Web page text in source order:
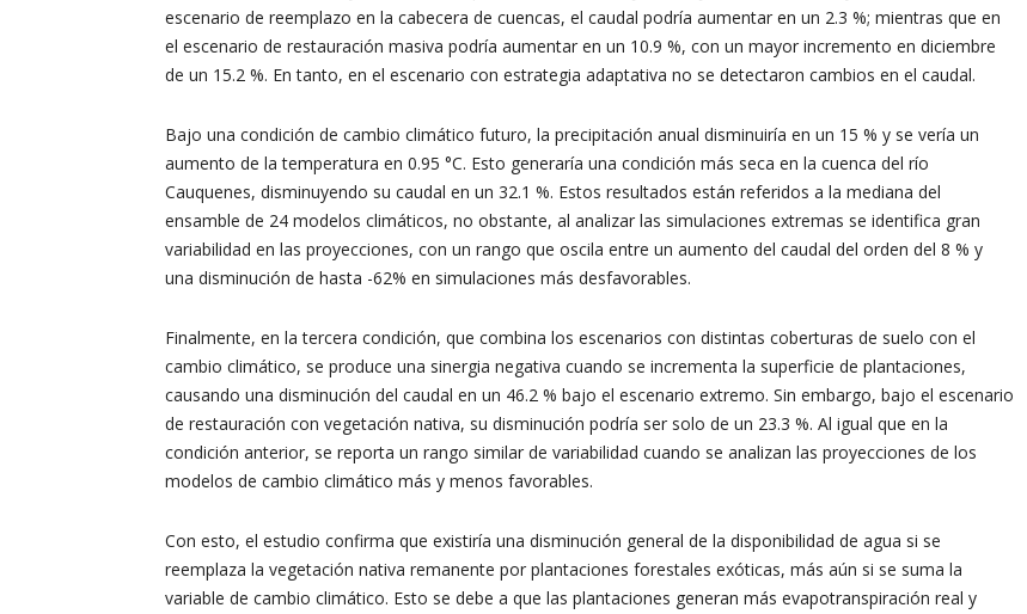
escenario de reemplazo en la cabecera de cuencas, el caudal podría aumentar en un 2.3 %; mientras que en
el escenario de restauración masiva podría aumentar en un 10.9 %, con un mayor incremento en diciembre
de un 15.2 %. En tanto, en el escenario con estrategia adaptativa no se detectaron cambios en el caudal.
Bajo una condición de cambio climático futuro, la precipitación anual disminuiría en un 15 % y se vería un
aumento de la temperatura en 0.95 °C. Esto generaría una condición más seca en la cuenca del río
Cauquenes, disminuyendo su caudal en un 32.1 %. Estos resultados están referidos a la mediana del
ensamble de 24 modelos climáticos, no obstante, al analizar las simulaciones extremas se identifica gran
variabilidad en las proyecciones, con un rango que oscila entre un aumento del caudal del orden del 8 % y
una disminución de hasta -62% en simulaciones más desfavorables.
Finalmente, en la tercera condición, que combina los escenarios con distintas coberturas de suelo con el
cambio climático, se produce una sinergia negativa cuando se incrementa la superficie de plantaciones,
causando una disminución del caudal en un 46.2 % bajo el escenario extremo. Sin embargo, bajo el escenario
de restauración con vegetación nativa, su disminución podría ser solo de un 23.3 %. Al igual que en la
condición anterior, se reporta un rango similar de variabilidad cuando se analizan las proyecciones de los
modelos de cambio climático más y menos favorables.
Con esto, el estudio confirma que existiría una disminución general de la disponibilidad de agua si se
reemplaza la vegetación nativa remanente por plantaciones forestales exóticas, más aún si se suma la
variable de cambio climático. Esto se debe a que las plantaciones generan más evapotranspiración real y